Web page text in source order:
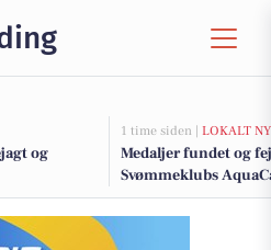
og
1 time siden | LOKALT
Medaljer fundet og
Svømmeklubs